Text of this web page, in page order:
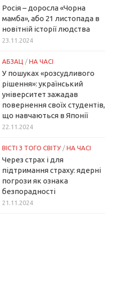
Росія – доросла «Чорна
мамба», або 21 листопада в
новітній історії людства
23.11.2024
АБЗАЦ / НА ЧАСІ
У пошуках «розсудливого
рішення»: український
університет зажадав
повернення своїх студентів,
що навчаються в Японії
22.11.2024
ВІСТІ З ТОГО СВІТУ / НА ЧАСІ
Через страх і для
підтримання страху: ядерні
погрози як ознака
безпорадності
21.11.2024